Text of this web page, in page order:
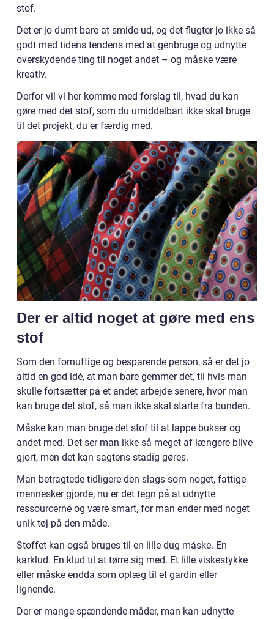
stof.
Det er jo dumt bare at smide ud, og det flugter jo ikke så
godt med tidens tendens med at genbruge og udnytte
overskydende ting til noget andet – og måske være
kreativ.
Derfor vil vi her komme med forslag til, hvad du kan
gøre med det stof, som du umiddelbart ikke skal bruge
til det projekt, du er færdig med.
Der er altid noget at gøre med ens
stof
Som den fornuftige og besparende person, så er det jo
altid en god idé, at man bare gemmer det, til hvis man
skulle fortsætter på et andet arbejde senere, hvor man
kan bruge det stof, så man ikke skal starte fra bunden.
Måske kan man bruge det stof til at lappe bukser og
andet med. Det ser man ikke så meget af længere blive
gjort, men det kan sagtens stadig gøres.
Man betragtede tidligere den slags som noget, fattige
mennesker gjorde; nu er det tegn på at udnytte
ressourcerne og være smart, for man ender med noget
unik tøj på den måde.
Stoffet kan også bruges til en lille dug måske. En
karklud. En klud til at tørre sig med. Et lille viskestykke
eller måske endda som oplæg til et gardin eller
lignende.
Der er mange spændende måder, man kan udnytte